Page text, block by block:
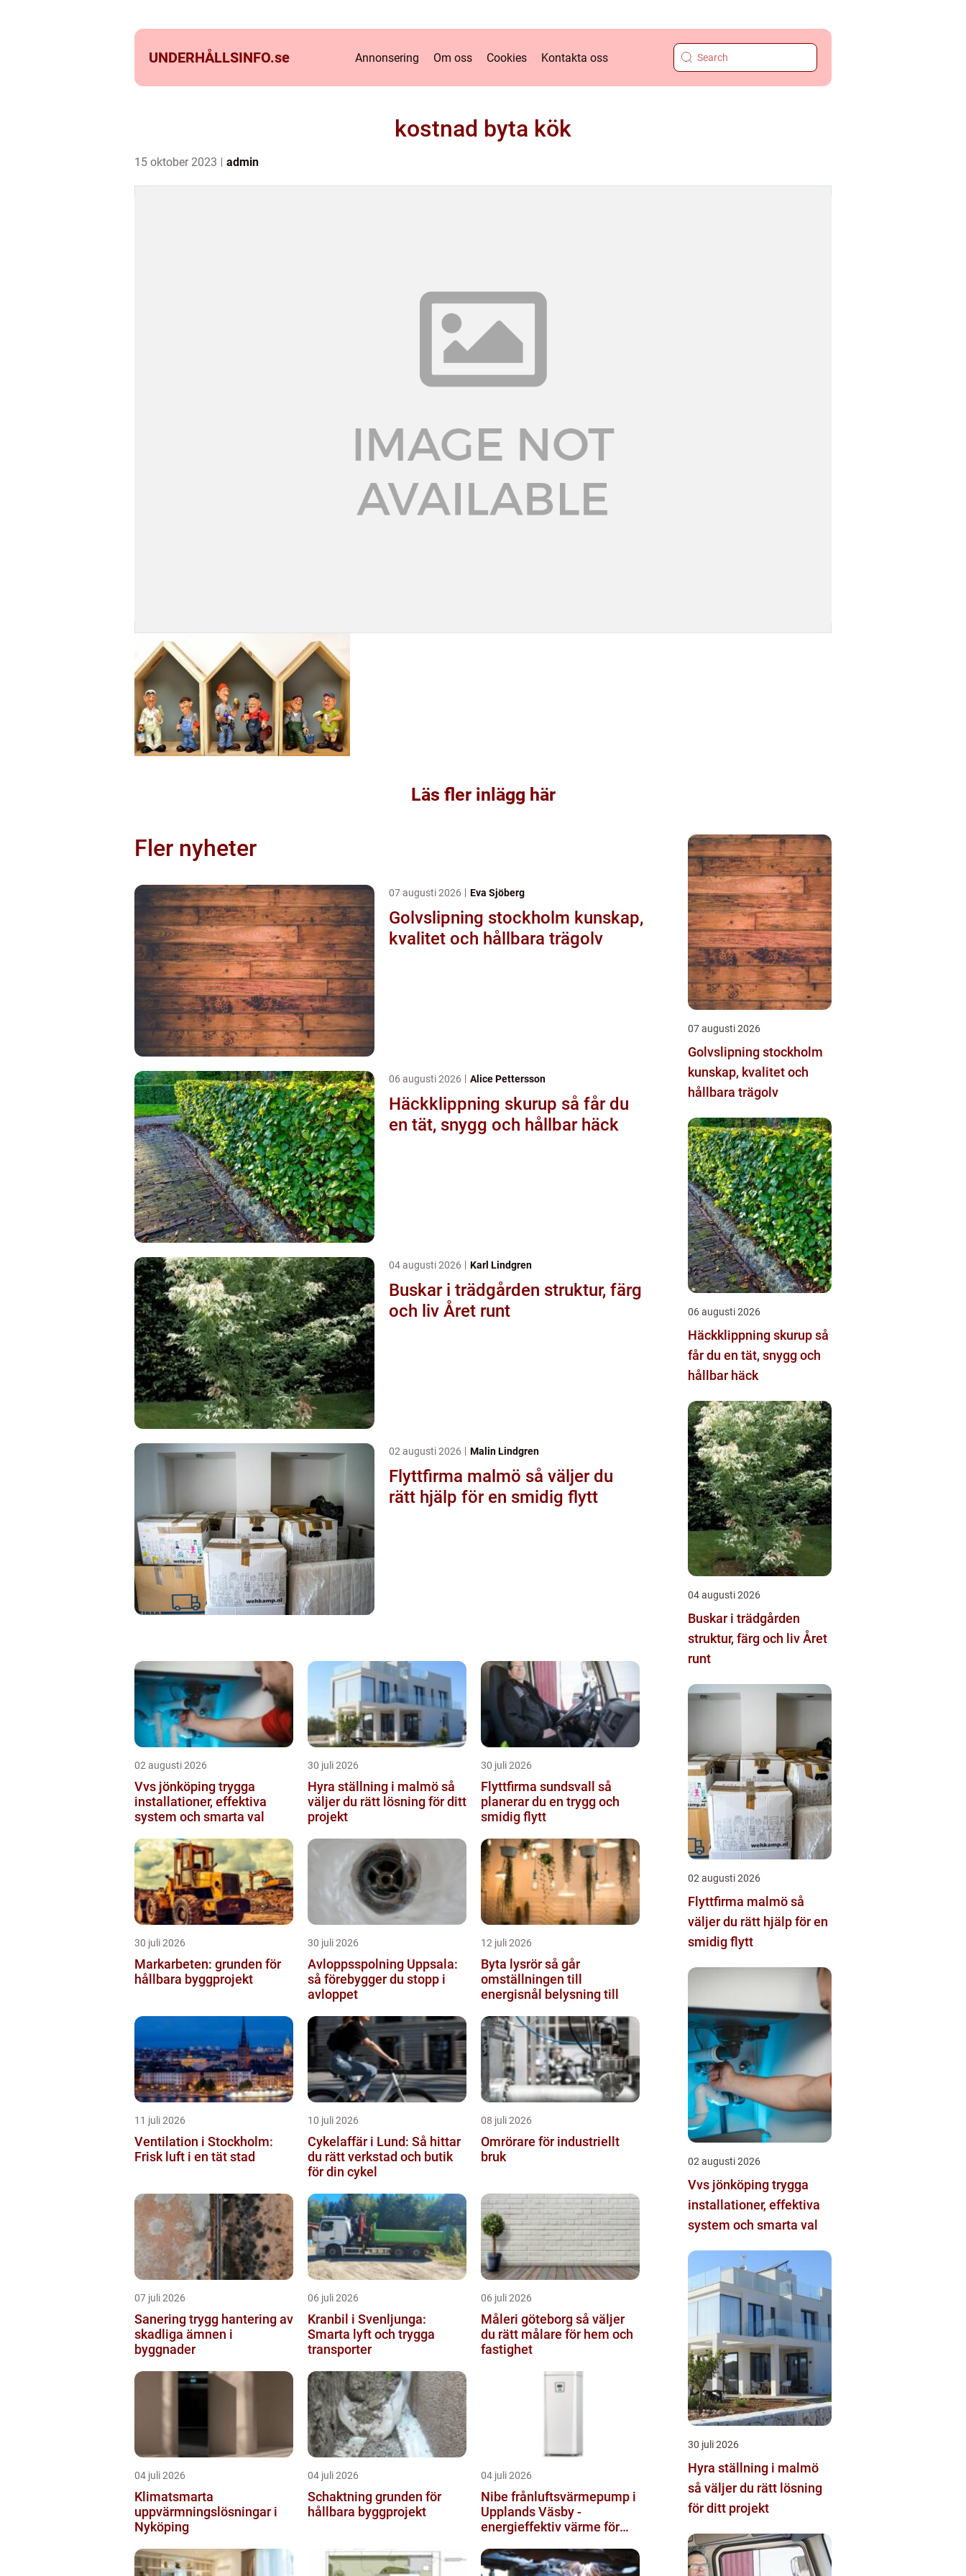
UNDERHÅLLSINFO.se Annonsering Om oss Cookies Kontakta oss
kostnad byta kök
15 oktober 2023 admin
Läs fler inlägg här
Fler nyheter
07 augusti 2026 Eva Sjöberg
Golvslipning stockholm kunskap,
kvalitet och hållbara trägolv
06 augusti 2026 Alice Pettersson
Häckklippning skurup så får du
en tät, snygg och hållbar häck
04 augusti 2026 Karl Lindgren
Buskar i trädgården struktur, färg
och liv Året runt
02 augusti 2026 Malin Lindgren
Flyttfirma malmö så väljer du
rätt hjälp för en smidig flytt
02 augusti 2026
Vvs jönköping trygga
installationer, effektiva
system och smarta val
30 juli 2026
Hyra ställning i malmö så
väljer du rätt lösning för ditt
projekt
30 juli 2026
Flyttfirma sundsvall så
planerar du en trygg och
smidig flytt
30 juli 2026
Markarbeten: grunden för
hållbara byggprojekt
30 juli 2026
Avloppsspolning Uppsala:
så förebygger du stopp i
avloppet
12 juli 2026
Byta lysrör så går
omställningen till
energisnål belysning till
11 juli 2026
Ventilation i Stockholm:
Frisk luft i en tät stad
10 juli 2026
Cykelaffär i Lund: Så hittar
du rätt verkstad och butik
för din cykel
08 juli 2026
Omrörare för industriellt
bruk
07 juli 2026
Sanering trygg hantering av
skadliga ämnen i
byggnader
06 juli 2026
Kranbil i Svenljunga:
Smarta lyft och trygga
transporter
06 juli 2026
Måleri göteborg så väljer
du rätt målare för hem och
fastighet
04 juli 2026
Klimatsmarta
uppvärmningslösningar i
Nyköping
04 juli 2026
Schaktning grunden för
hållbara byggprojekt
04 juli 2026
Nibe frånluftsvärmepump i
Upplands Väsby -
energieffektiv värme för
07 augusti 2026
Golvslipning stockholm
kunskap, kvalitet och
hållbara trägolv
06 augusti 2026
Häckklippning skurup så
får du en tät, snygg och
hållbar häck
04 augusti 2026
Buskar i trädgården
struktur, färg och liv Året
runt
02 augusti 2026
Flyttfirma malmö så
väljer du rätt hjälp för en
smidig flytt
02 augusti 2026
Vvs jönköping trygga
installationer, effektiva
system och smarta val
30 juli 2026
Hyra ställning i malmö
så väljer du rätt lösning
för ditt projekt